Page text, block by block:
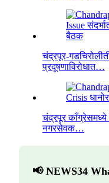
चंद्रपूर-
प्रदूषणाविरोधात…
चंद्रपूर काँग्रेसमध्ये
नगरसेवक…
📢 NEWS34